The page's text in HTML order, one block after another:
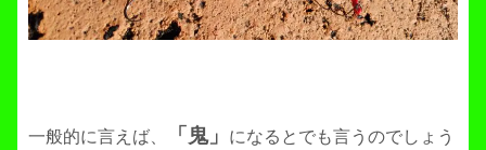
一般的に言えば、 「鬼」
になるとでも言うのでしょう